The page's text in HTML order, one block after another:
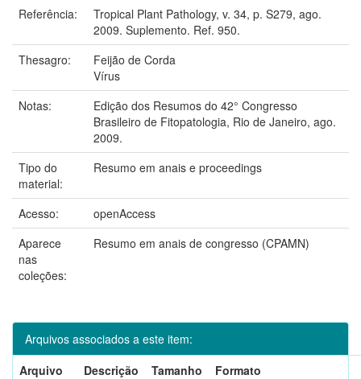
Referência:
Tropical Plant Pathology, v. 34, p. S279, ago.
2009. Suplemento. Ref. 950.
Thesagro:
Feijão de Corda
Vírus
Notas:
Edição dos Resumos do 42° Congresso
Brasileiro de Fitopatologia, Rio de Janeiro, ago.
2009.
Tipo do
material:
Resumo em anais e proceedings
Acesso:
openAccess
Aparece
nas
coleções:
Resumo em anais de congresso (CPAMN)
Arquivos associados a este item:
Arquivo
Descrição Tamanho
Formato